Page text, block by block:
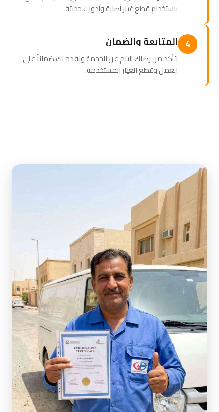
باستخدام قطع غيار أصلية وأدوات حديثة.
4 المتابعة والضمان
نتأكد من رضاك التام عن الخدمة ونقدم لك ضماناً على
العمل وقطع الغيار المستخدمة.